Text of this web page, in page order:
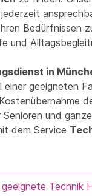
Bedürfnissen
und
in
einer geeigneten
und
dem Service
Technik